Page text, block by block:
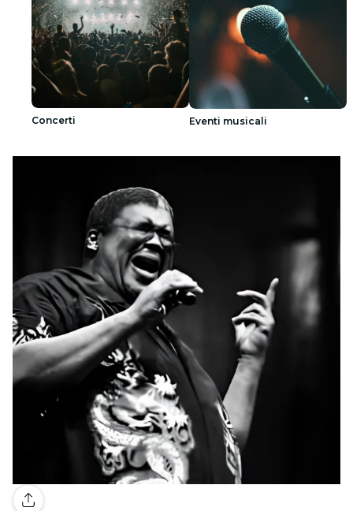
Concerti Eventi musicali